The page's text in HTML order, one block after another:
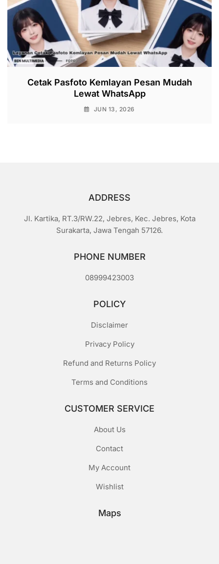
Cetak Pasfoto Kemlayan Pesan Mudah
Lewat WhatsApp
JUN 13, 2026
ADDRESS
Jl. Kartika, RT.3/RW.22, Jebres, Kec. Jebres, Kota
Surakarta, Jawa Tengah 57126.
PHONE NUMBER
08999423003
POLICY
Disclaimer
Privacy Policy
Refund and Returns Policy
Terms and Conditions
CUSTOMER SERVICE
About Us
Contact
My Account
Wishlist
Maps